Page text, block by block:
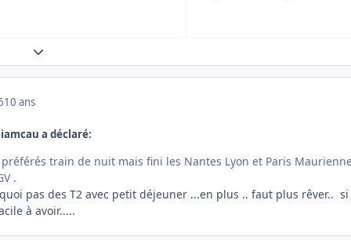
Expand topic overview
10 ans
a déclaré:
train de nuit mais fini les Nantes Lyon et Paris
.
pas des T2 avec petit déjeuner ...en plus .. faut plus rêver.. si
à avoir.....